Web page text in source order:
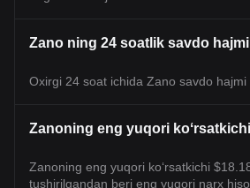
Zano ning 24 soatlik savdo
Oxirgi 24 soat ichida Zano savdo hajmi
Zanoning eng yuqori
Zanoning eng yuqori ko‘rsatkichi
tushirilgandan beri eng yuqori narx